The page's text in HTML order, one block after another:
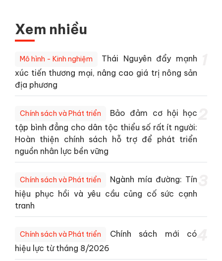
Xem nhiều
Mô hình - Kinh nghiệm
Thái Nguyên đẩy mạnh
xúc tiến thương mại, nâng cao giá trị nông sản
địa phương
Chính sách và Phát triển
Bảo đảm cơ hội học
tập bình đẳng cho dân tộc thiểu số rất ít người:
Hoàn thiện chính sách hỗ trợ để phát triển
nguồn nhân lực bền vững
Chính sách và Phát triển
Ngành mía đường: Tín
hiệu phục hồi và yêu cầu củng cố sức cạnh
tranh
Chính sách và Phát triển
Chính sách mới có
hiệu lực từ tháng 8/2026